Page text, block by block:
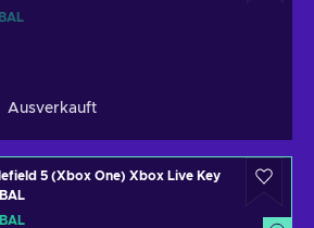
Ausverkauft
5 (Xbox One) Xbox Live Key